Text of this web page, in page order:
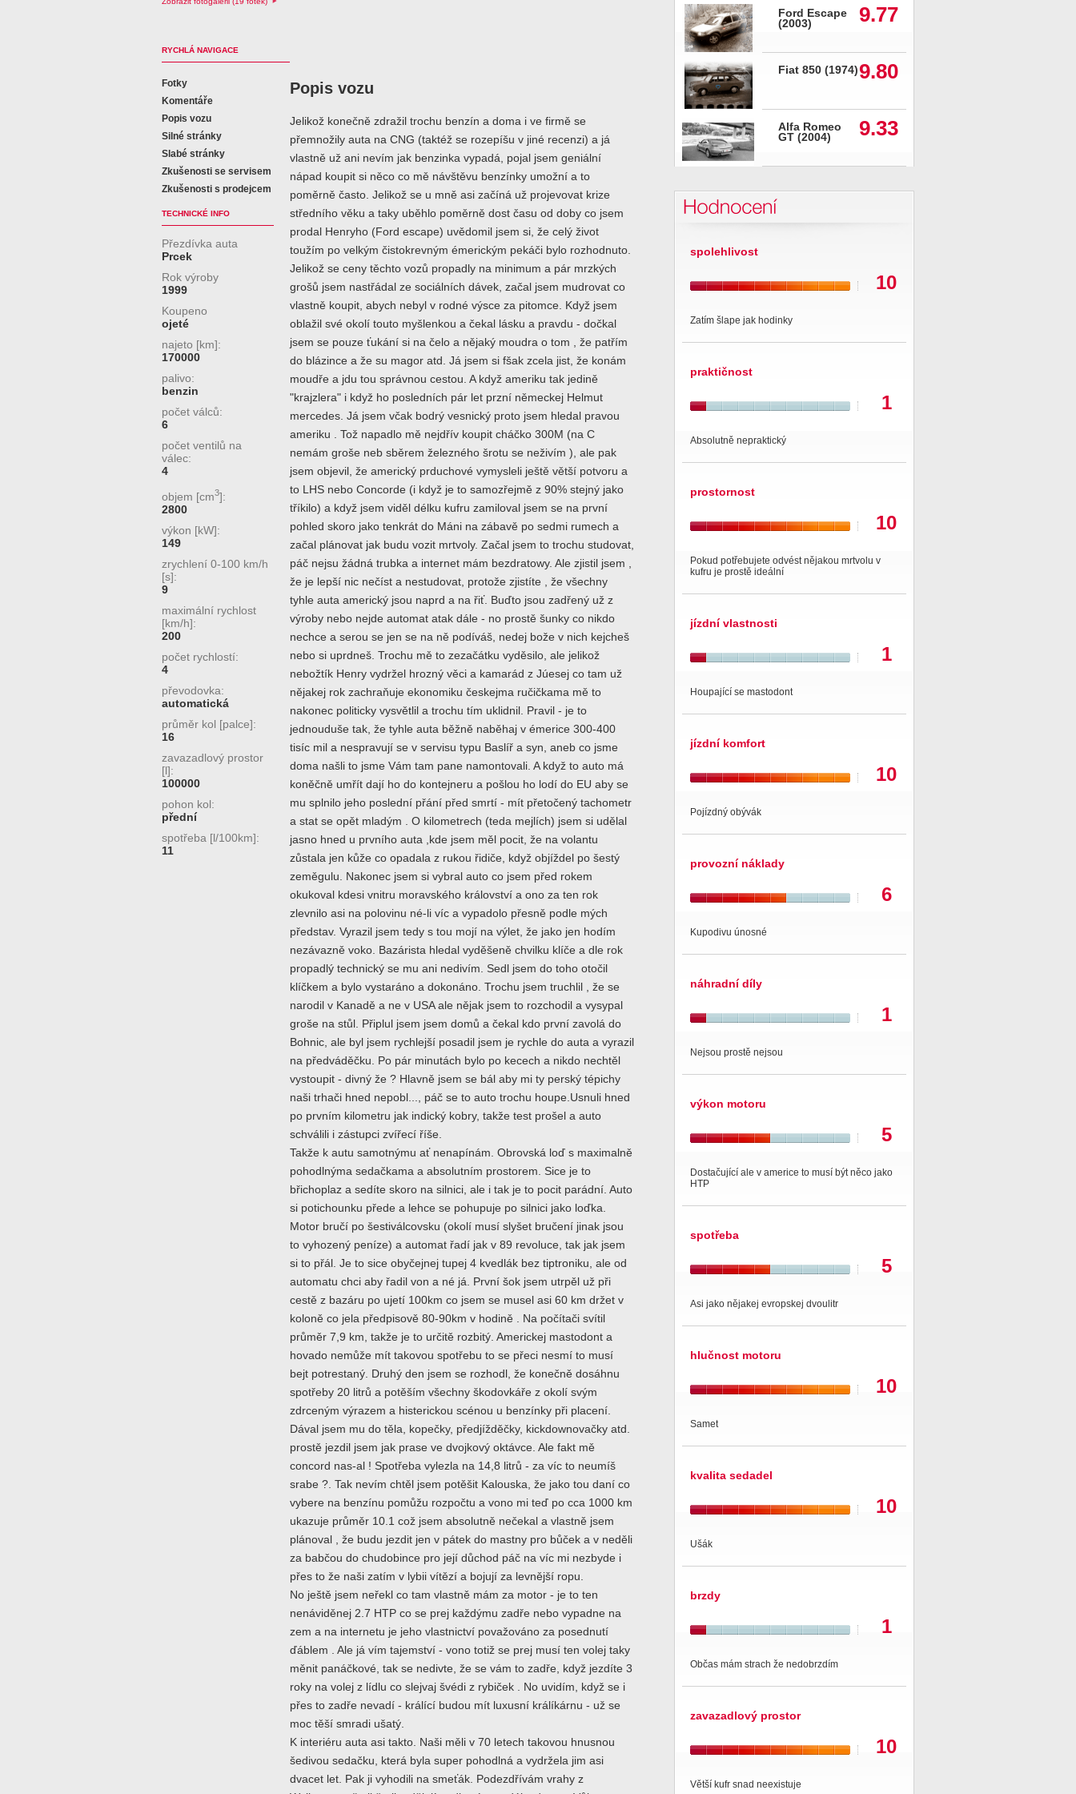
RYCHLÁ NAVIGACE
Fotky
Komentáře
Popis vozu
Silné stránky
Slabé stránky
Zkušenosti se servisem
Zkušenosti s prodejcem
TECHNICKÉ INFO
Přezdívka auta
Prcek
Rok výroby
1999
Koupeno
ojeté
najeto [km]:
170000
palivo:
benzin
počet válců:
6
počet ventilů na
válec:
4
objem [cm3]:
2800
výkon [kW]:
149
zrychlení 0-100 km/h
[s]:
9
maximální rychlost
[km/h]:
200
počet rychlostí:
4
převodovka:
automatická
průměr kol [palce]:
16
zavazadlový prostor
[l]:
100000
pohon kol:
přední
spotřeba [l/100km]:
11
Popis vozu
Jelikož konečně zdražil trochu benzín a doma i ve firmě se
přemnožily auta na CNG (taktéž se rozepíšu v jiné recenzi) a já
vlastně už ani nevím jak benzinka vypadá, pojal jsem geniální
nápad koupit si něco co mě návštěvu benzínky umožní a to
poměrně často. Jelikož se u mně asi začíná už projevovat krize
středního věku a taky uběhlo poměrně dost času od doby co jsem
prodal Henryho (Ford escape) uvědomil jsem si, že celý život
toužím po velkým čistokrevným émerickým pekáči bylo rozhodnuto.
Jelikož se ceny těchto vozů propadly na minimum a pár mrzkých
grošů jsem nastřádal ze sociálních dávek, začal jsem mudrovat co
vlastně koupit, abych nebyl v rodné výsce za pitomce. Když jsem
oblažil své okolí touto myšlenkou a čekal lásku a pravdu - dočkal
jsem se pouze ťukání si na čelo a nějaký moudra o tom , že patřím
do blázince a že su magor atd. Já jsem si fšak zcela jist, že konám
moudře a jdu tou správnou cestou. A když ameriku tak jedině
"krajzlera" i když ho posledních pár let przní německej Helmut
mercedes. Já jsem včak bodrý vesnický proto jsem hledal pravou
ameriku . Tož napadlo mě nejdřív koupit cháčko 300M (na C
nemám groše neb sběrem železného šrotu se neživím ), ale pak
jsem objevil, že americký prduchové vymysleli ještě větší potvoru a
to LHS nebo Concorde (i když je to samozřejmě z 90% stejný jako
tříkilo) a když jsem viděl délku kufru zamiloval jsem se na první
pohled skoro jako tenkrát do Máni na zábavě po sedmi rumech a
začal plánovat jak budu vozit mrtvoly. Začal jsem to trochu studovat,
páč nejsu žádná trubka a internet mám bezdratowy. Ale zjistil jsem ,
že je lepší nic nečíst a nestudovat, protože zjistíte , že všechny
tyhle auta americký jsou naprd a na řiť. Buďto jsou zadřený už z
výroby nebo nejde automat atak dále - no prostě šunky co nikdo
nechce a serou se jen se na ně podíváš, nedej bože v nich kejcheš
nebo si uprdneš. Trochu mě to zezačátku vyděsilo, ale jelikož
nebožtík Henry vydržel hrozný věci a kamarád z Júesej co tam už
nějakej rok zachraňuje ekonomiku českejma ručičkama mě to
nakonec politicky vysvětlil a trochu tím uklidnil. Pravil - je to
jednouduše tak, že tyhle auta běžně naběhaj v émerice 300-400
tisíc mil a nespravují se v servisu typu Baslíř a syn, aneb co jsme
doma našli to jsme Vám tam pane namontovali. A když to auto má
koněčně umřít dají ho do kontejneru a pošlou ho lodí do EU aby se
mu splnilo jeho poslední přání před smrtí - mít přetočený tachometr
a stat se opět mladým . O kilometrech (teda mejlích) jsem si udělal
jasno hned u prvního auta ,kde jsem měl pocit, že na volantu
zůstala jen kůže co opadala z rukou řidiče, když objíždel po šestý
zeměgulu. Nakonec jsem si vybral auto co jsem před rokem
okukoval kdesi vnitru moravského království a ono za ten rok
zlevnilo asi na polovinu né-li víc a vypadolo přesně podle mých
představ. Vyrazil jsem tedy s tou mojí na výlet, že jako jen hodím
nezávazně voko. Bazárista hledal vyděšeně chvilku klíče a dle rok
propadlý technický se mu ani nedivím. Sedl jsem do toho otočil
klíčkem a bylo vystaráno a dokonáno. Trochu jsem truchlil , že se
narodil v Kanadě a ne v USA ale nějak jsem to rozchodil a vysypal
groše na stůl. Připlul jsem jsem domů a čekal kdo první zavolá do
Bohnic, ale byl jsem rychlejší posadil jsem je rychle do auta a vyrazil
na předváděčku. Po pár minutách bylo po kecech a nikdo nechtěl
vystoupit - divný že ? Hlavně jsem se bál aby mi ty perský tépichy
naši trhači hned nepobl..., páč se to auto trochu houpe.Usnuli hned
po prvním kilometru jak indický kobry, takže test prošel a auto
schválili i zástupci zvířecí říše.
Takže k autu samotnýmu ať nenapínám. Obrovská loď s maximalně
pohodlnýma sedačkama a absolutním prostorem. Sice je to
břichoplaz a sedíte skoro na silnici, ale i tak je to pocit parádní. Auto
si potichounku přede a lehce se pohupuje po silnici jako loďka.
Motor bručí po šestiválcovsku (okolí musí slyšet bručení jinak jsou
to vyhozený peníze) a automat řadí jak v 89 revoluce, tak jak jsem
si to přál. Je to sice obyčejnej tupej 4 kvedlák bez tiptroniku, ale od
automatu chci aby řadil von a né já. První šok jsem utrpěl už při
cestě z bazáru po ujetí 100km co jsem se musel asi 60 km držet v
koloně co jela předpisově 80-90km v hodině . Na počítači svítil
průměr 7,9 km, takže je to určitě rozbitý. Americkej mastodont a
hovado nemůže mít takovou spotřebu to se přeci nesmí to musí
bejt potrestaný. Druhý den jsem se rozhodl, že konečně dosáhnu
spotřeby 20 litrů a potěším všechny škodovkáře z okolí svým
zdrceným výrazem a histerickou scénou u benzínky při placení.
Dával jsem mu do těla, kopečky, předjížděčky, kickdownovačky atd.
prostě jezdil jsem jak prase ve dvojkový oktávce. Ale fakt mě
concord nas-al ! Spotřeba vylezla na 14,8 litrů - za víc to neumíš
srabe ?. Tak nevím chtěl jsem potěšit Kalouska, že jako tou daní co
vybere na benzínu pomůžu rozpočtu a vono mi teď po cca 1000 km
ukazuje průměr 10.1 což jsem absolutně nečekal a vlastně jsem
plánoval , že budu jezdit jen v pátek do mastny pro bůček a v neděli
za babčou do chudobince pro její důchod páč na víc mi nezbyde i
přes to že naši zatím v lybii vítězí a bojují za levnější ropu.
No ještě jsem neřekl co tam vlastně mám za motor - je to ten
nenáviděnej 2.7 HTP co se prej každýmu zadře nebo vypadne na
zem a na internetu je jeho vlastnictví považováno za posednutí
ďáblem . Ale já vím tajemství - vono totiž se prej musí ten volej taky
měnit panáčkové, tak se nedivte, že se vám to zadře, když jezdíte 3
roky na volej z lídlu co slejvaj švédi z rybiček . No uvidím, když se i
přes to zadře nevadí - králící budou mít luxusní králíkárnu - už se
moc těší smradi ušatý.
K interiéru auta asi takto. Naši měli v 70 letech takovou hnusnou
šedivou sedačku, která byla super pohodlná a vydržela jim asi
dvacet let. Pak ji vyhodili na smeťák. Podezdřívám vrahy z
Ford Escape
(2003)
9.77
Fiat 850 (1974) 9.80
Alfa Romeo
GT (2004)
9.33
Hodnocení
spolehlivost
10
Zatím šlape jak hodinky
praktičnost
1
Absolutně nepraktický
prostornost
10
Pokud potřebujete odvést nějakou mrtvolu v
kufru je prostě ideální
jízdní vlastnosti
1
Houpající se mastodont
jízdní komfort
10
Pojízdný obývák
provozní náklady
6
Kupodivu únosné
náhradní díly
1
Nejsou prostě nejsou
výkon motoru
5
Dostačující ale v americe to musí být něco jako
HTP
spotřeba
5
Asi jako nějakej evropskej dvoulitr
hlučnost motoru
10
Samet
kvalita sedadel
10
Ušák
brzdy
1
Občas mám strach že nedobrzdím
zavazadlový prostor
10
Větší kufr snad neexistuje